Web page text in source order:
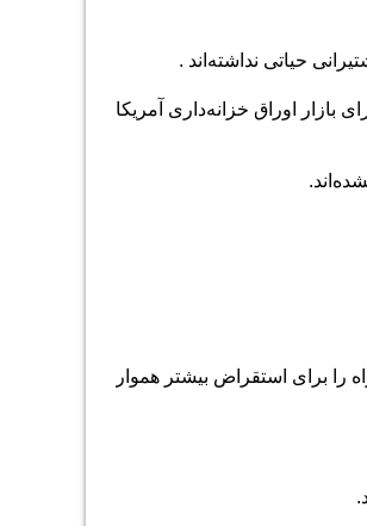
حیاتی نداشته‌‌‌اند .
اوراق خزانه‌‌‌داری آمریکا
را برای استقراض بیشتر هموار